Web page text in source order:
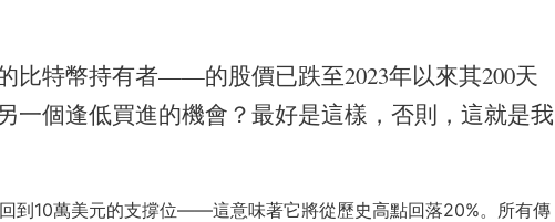
特幣持有者——的股價已跌至2023年以來其200天
一個逢低買進的機會？最好是這樣，否則，這就是我
到10萬美元的支撐位——這意味著它將從歷史高點回落20%。所有傳